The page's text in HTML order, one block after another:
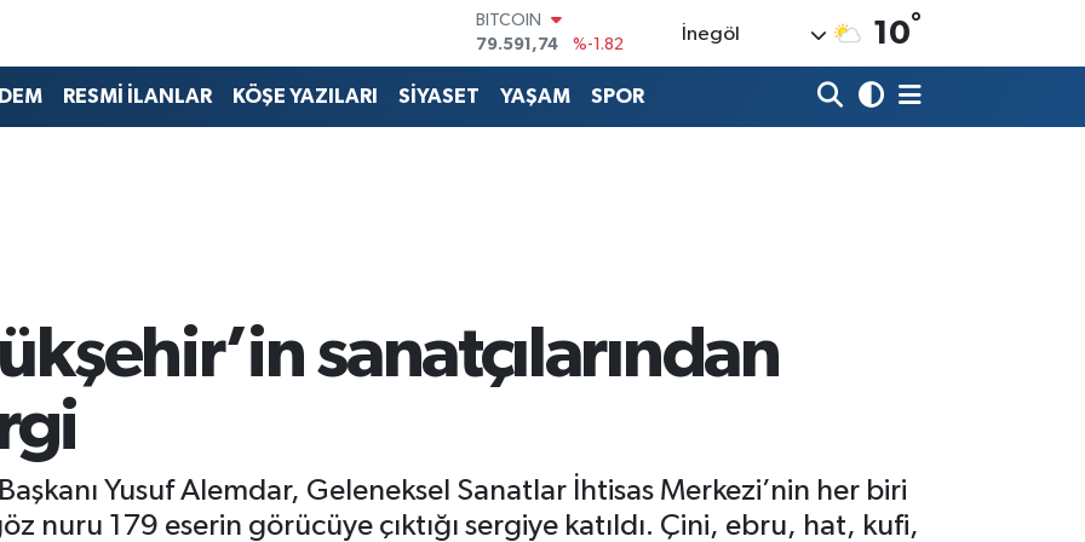
DOLAR
45,43620
%0.02
EURO
53,38690
%0.19
İnegöl 10°
RESMİ İLANLAR KÖŞE YAZILARI SİYASET YAŞAM SPOR
sanatçılarından
Yusuf Alemdar, Geleneksel Sanatlar İhtisas Merkezi’nin her biri
nuru 179 eserin görücüye çıktığı sergiye katıldı. Çini, ebru, hat, kufi,